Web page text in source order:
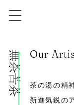
株式会社無茶
Our
茶の湯の精
新進気鋭の